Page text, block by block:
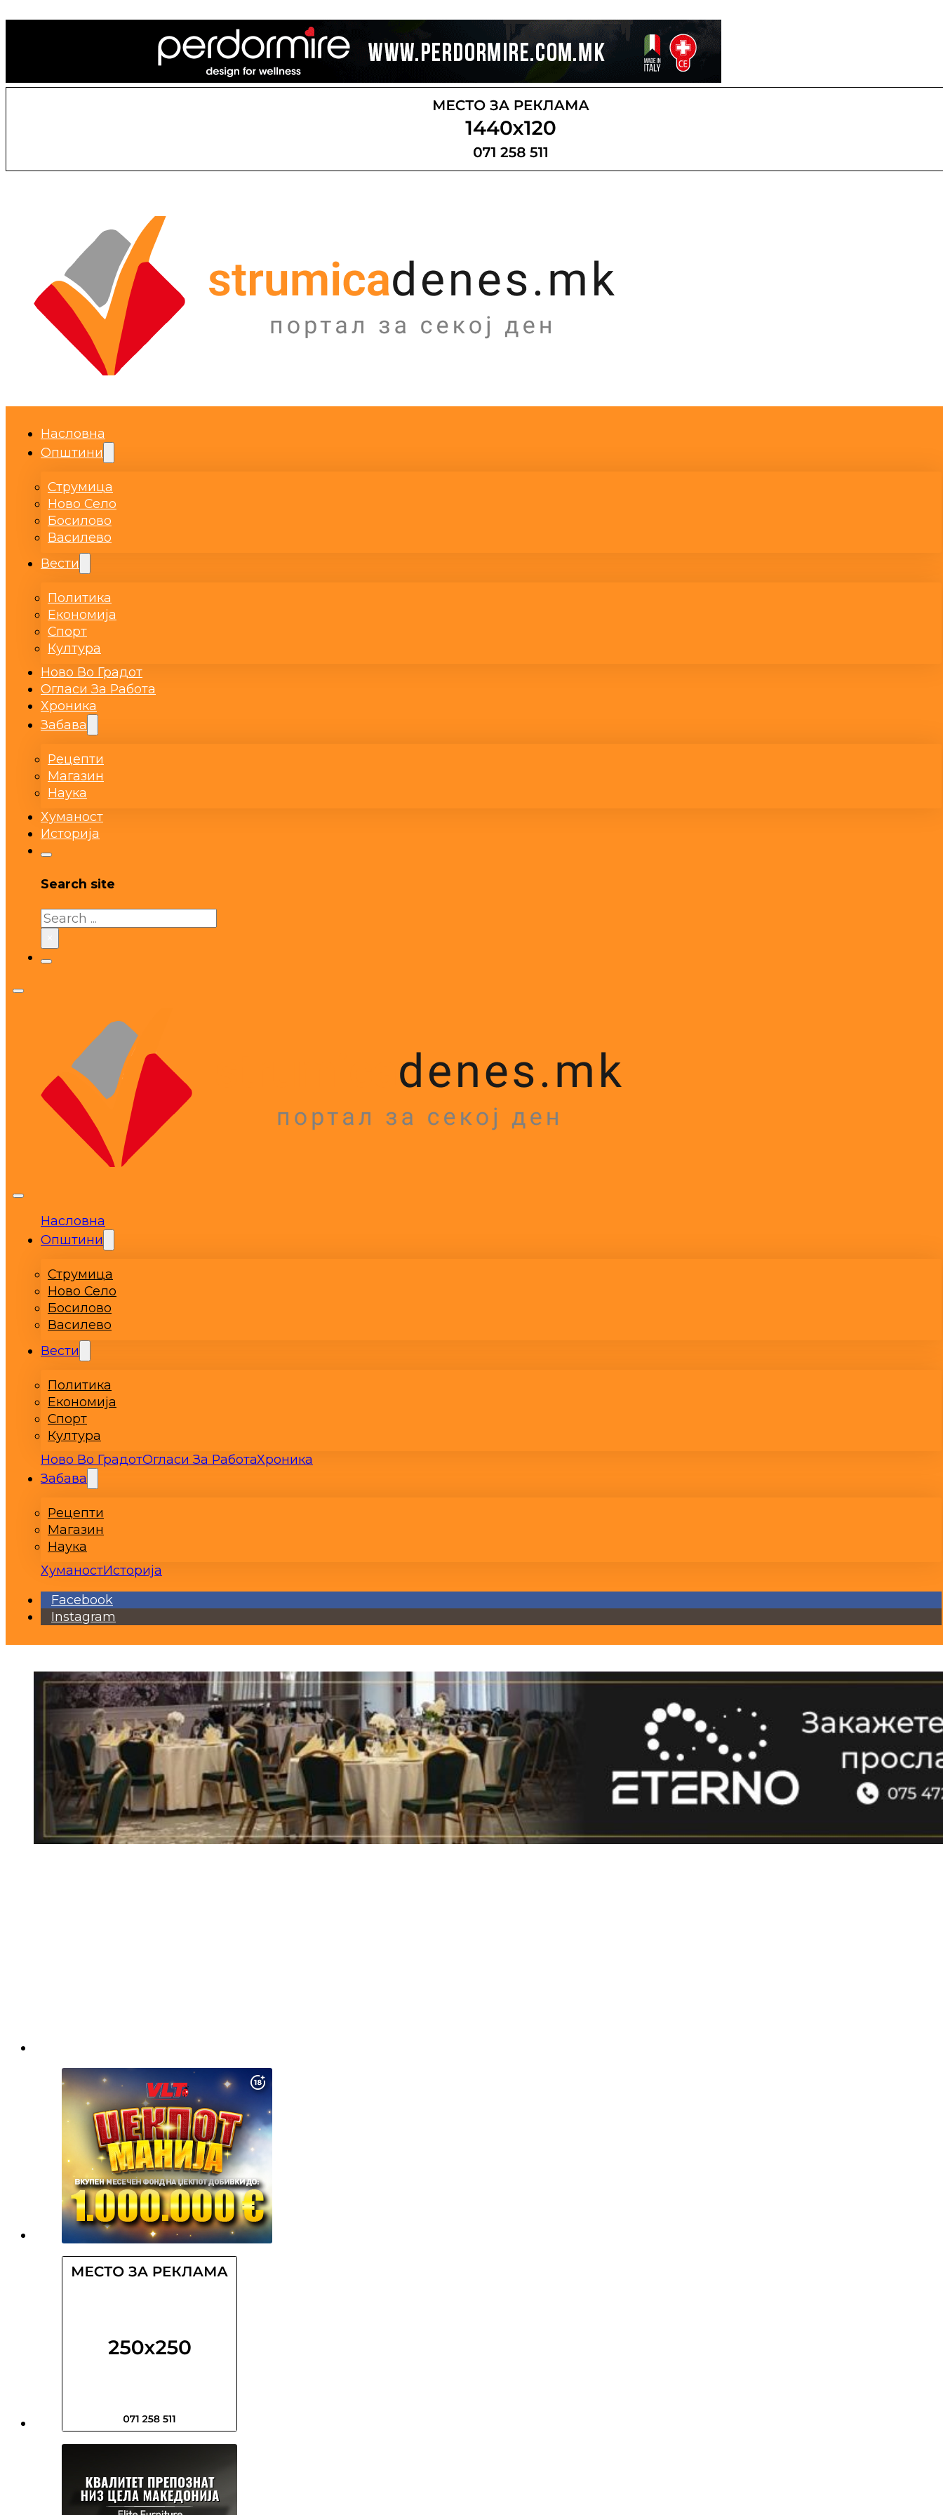
Насловна
Општини
Струмица
Ново Село
Босилово
Василево
Вести
Политика
Економија
Спорт
Култура
Ново Во Градот
Огласи За Работа
Хроника
Забава
Рецепти
Магазин
Наука
Хуманост
Историја
Search site
Search
Насловна
Општини
Струмица
Ново Село
Босилово
Василево
Вести
Политика
Економија
Спорт
Култура
Ново Во ГрадотОгласи За РаботаХроника
Забава
Рецепти
Магазин
Наука
ХуманостИсторија
Facebook
Instagram